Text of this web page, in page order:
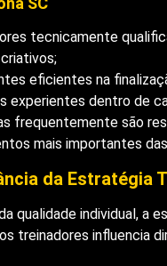
tecnicamente
eficientes na
experientes dentro de
frequentemente são
mais importantes
da Estratégia
qualidade individual, a
treinadores influencia